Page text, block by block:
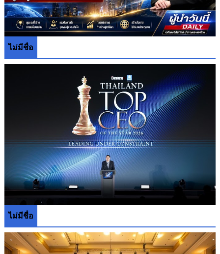
ไม่มีชื่อ
ไม่มีชื่อ